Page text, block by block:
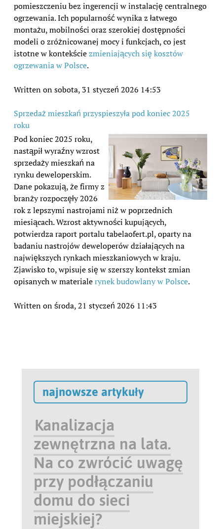
pomieszczeniu bez ingerencji w instalację centralnego
ogrzewania. Ich popularność wynika z łatwego
montażu, mobilności oraz szerokiej dostępności
modeli o zróżnicowanej mocy i funkcjach, co jest
istotne w kontekściezmieniających się kosztów
ogrzewania w Polsce.
Written on sobota, 31 styczeń 2026 14:53
Sprzedaż mieszkań przyspieszyła pod koniec 2025
roku
Pod koniec 2025 roku,
nastąpił wyraźny wzrost
sprzedaży mieszkań na
rynku deweloperskim.
Dane pokazują, że firmy z
branży rozpoczęły 2026
rok z lepszymi nastrojami niż w poprzednich
miesiącach. Wzrost aktywności kupujących,
potwierdza raport portalu tabelaofert.pl, oparty na
badaniu nastrojów deweloperów działających na
największych rynkach mieszkaniowych w kraju.
Zjawisko to, wpisuje się w szerszy kontekst zmian
opisanych w materialerynek budowlany w Polsce.
Written on środa, 21 styczeń 2026 11:43
najnowsze artykuły
Kanalizacja
zewnętrzna na lata.
Na co zwrócić uwagę
przy podłączaniu
domu do sieci
miejskiej?